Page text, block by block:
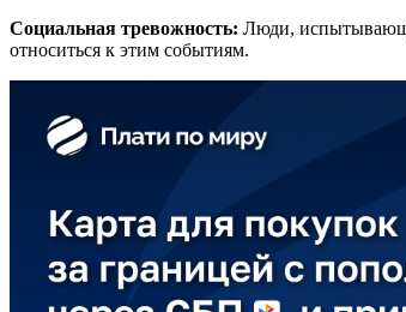
Социальная тревожность: Люди,
относиться к этим событиям.